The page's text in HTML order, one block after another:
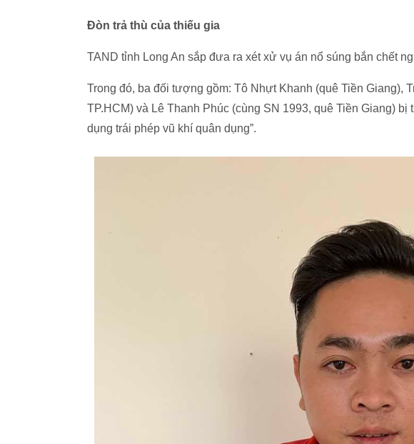
Đòn trả thù của thiếu gia
TAND tỉnh Long An sắp đưa ra xét xử vụ án nổ súng bắn chết
Trong đó, ba đối tượng gồm: Tô Nhựt Khanh (quê Tiền Giang),
TP.HCM) và Lê Thanh Phúc (cùng SN 1993, quê Tiền Giang) bị
dụng trái phép vũ khí quân dụng”.